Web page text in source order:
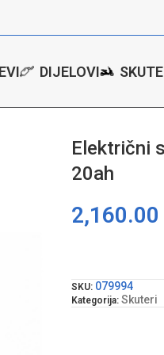
DIJELOVI
Električni
20ah
2,160.00
SKU: 079994
Kategorija: Skuteri